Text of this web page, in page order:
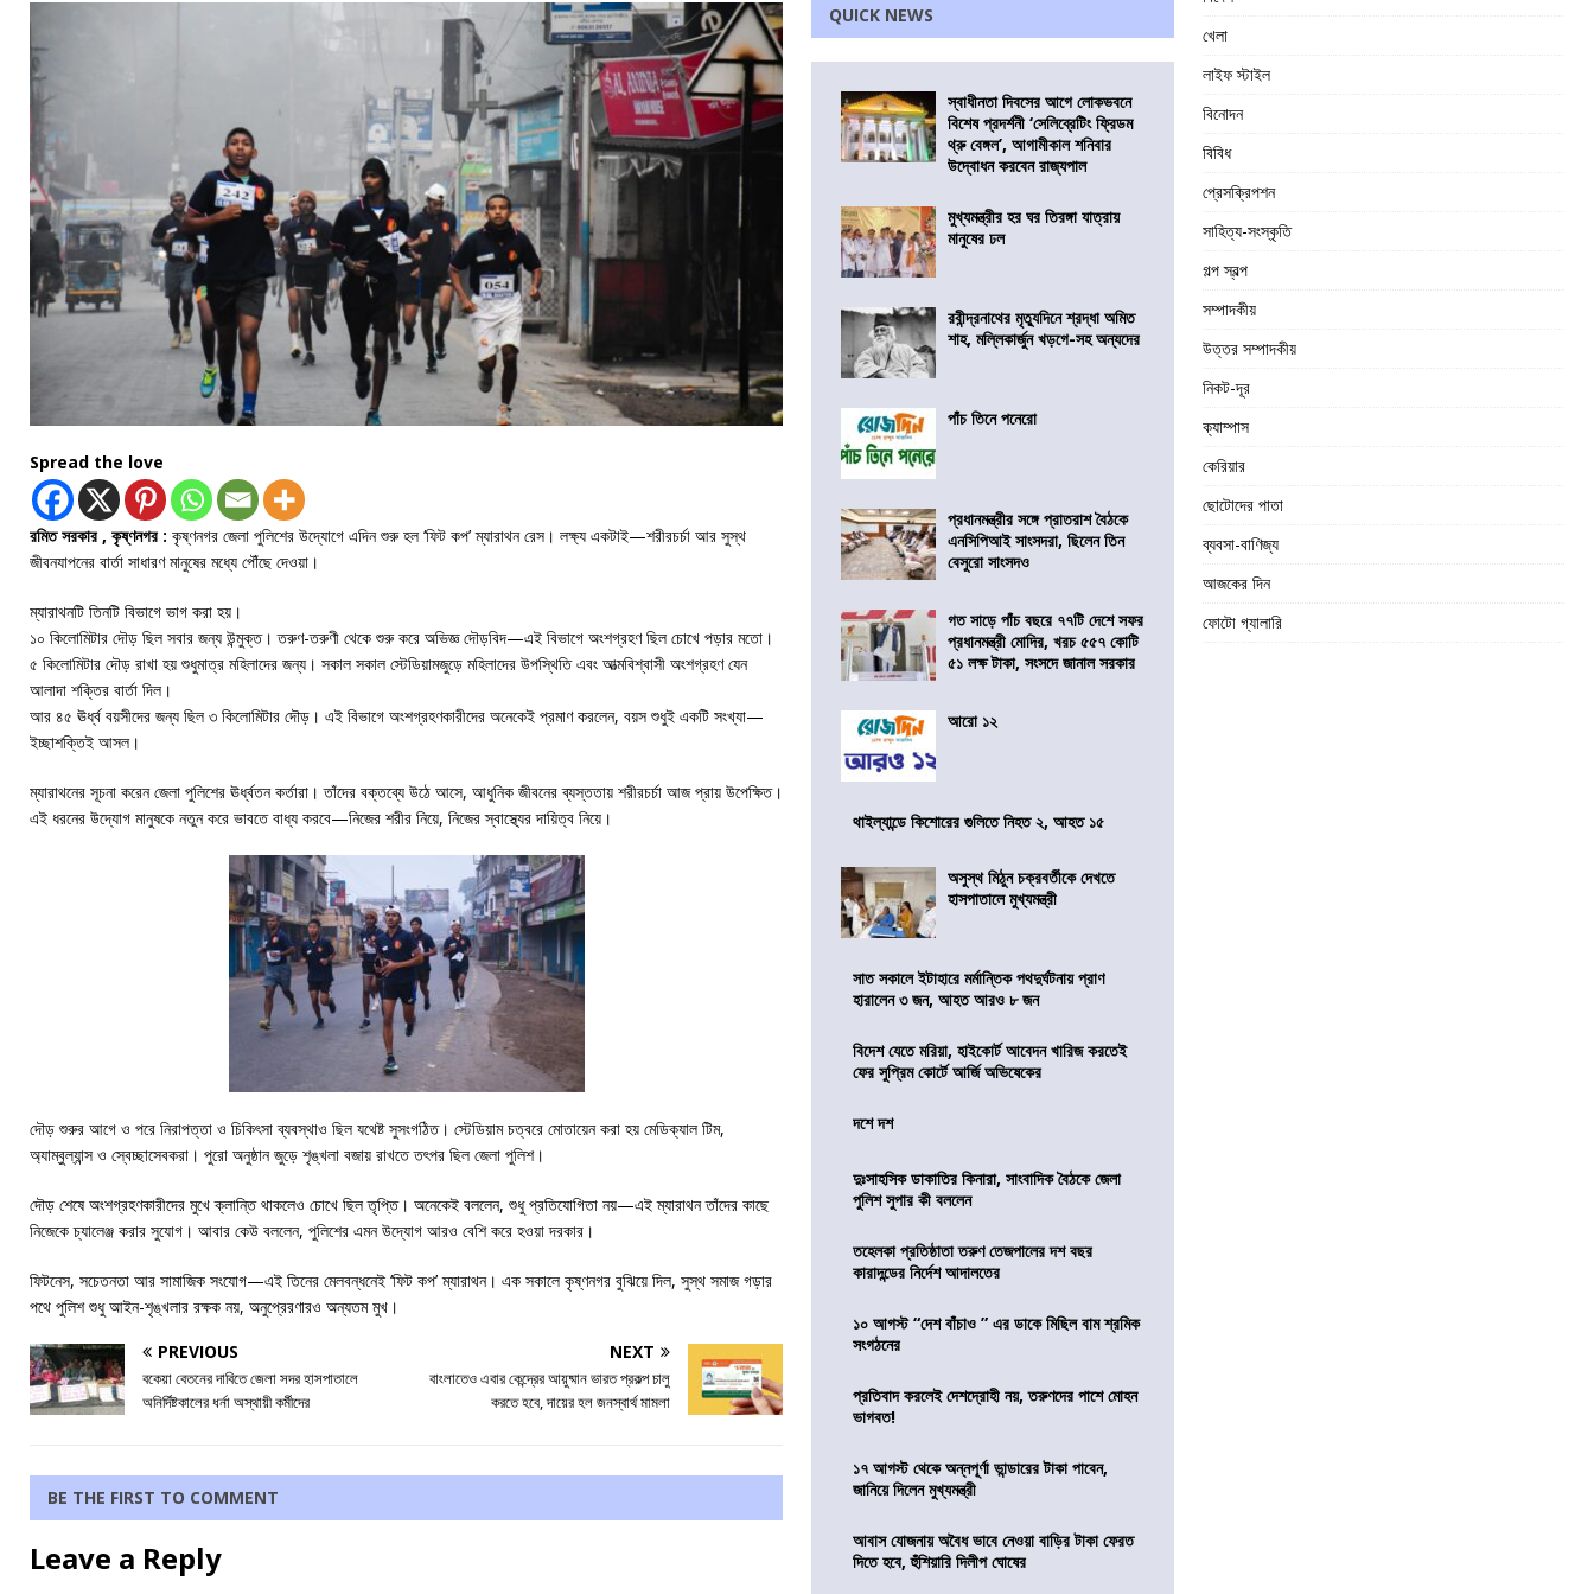
Spread the love
রমিত সরকার , কৃষ্ণনগর : কৃষ্ণনগর জেলা পুলিশের উদ্যোগে এদিন শুরু হল ‘ফিট কপ’ ম্যারাথন রেস। লক্ষ্য একটাই—শরীরচর্চা আর সুস্থ
জীবনযাপনের বার্তা সাধারণ মানুষের মধ্যে পৌঁছে দেওয়া।
ম্যারাথনটি তিনটি বিভাগে ভাগ করা হয়।
১০ কিলোমিটার দৌড় ছিল সবার জন্য উন্মুক্ত। তরুণ-তরুণী থেকে শুরু করে অভিজ্ঞ দৌড়বিদ—এই বিভাগে অংশগ্রহণ ছিল চোখে পড়ার মতো।
৫ কিলোমিটার দৌড় রাখা হয় শুধুমাত্র মহিলাদের জন্য। সকাল সকাল স্টেডিয়ামজুড়ে মহিলাদের উপস্থিতি এবং আত্মবিশ্বাসী অংশগ্রহণ যেন
আলাদা শক্তির বার্তা দিল।
আর ৪৫ ঊর্ধ্ব বয়সীদের জন্য ছিল ৩ কিলোমিটার দৌড়। এই বিভাগে অংশগ্রহণকারীদের অনেকেই প্রমাণ করলেন, বয়স শুধুই একটি সংখ্যা—
ইচ্ছাশক্তিই আসল।
ম্যারাথনের সূচনা করেন জেলা পুলিশের ঊর্ধ্বতন কর্তারা। তাঁদের বক্তব্যে উঠে আসে, আধুনিক জীবনের ব্যস্ততায় শরীরচর্চা আজ প্রায় উপেক্ষিত।
এই ধরনের উদ্যোগ মানুষকে নতুন করে ভাবতে বাধ্য করবে—নিজের শরীর নিয়ে, নিজের স্বাস্থ্যের দায়িত্ব নিয়ে।
দৌড় শুরুর আগে ও পরে নিরাপত্তা ও চিকিৎসা ব্যবস্থাও ছিল যথেষ্ট সুসংগঠিত। স্টেডিয়াম চত্বরে মোতায়েন করা হয় মেডিক্যাল টিম,
অ্যাম্বুল্যান্স ও স্বেচ্ছাসেবকরা। পুরো অনুষ্ঠান জুড়ে শৃঙ্খলা বজায় রাখতে তৎপর ছিল জেলা পুলিশ।
দৌড় শেষে অংশগ্রহণকারীদের মুখে ক্লান্তি থাকলেও চোখে ছিল তৃপ্তি। অনেকেই বললেন, শুধু প্রতিযোগিতা নয়—এই ম্যারাথন তাঁদের কাছে
নিজেকে চ্যালেঞ্জ করার সুযোগ। আবার কেউ বললেন, পুলিশের এমন উদ্যোগ আরও বেশি করে হওয়া দরকার।
ফিটনেস, সচেতনতা আর সামাজিক সংযোগ—এই তিনের মেলবন্ধনেই ‘ফিট কপ’ ম্যারাথন। এক সকালে কৃষ্ণনগর বুঝিয়ে দিল, সুস্থ সমাজ গড়ার
পথে পুলিশ শুধু আইন-শৃঙ্খলার রক্ষক নয়, অনুপ্রেরণারও অন্যতম মুখ।
PREVIOUS
বকেয়া বেতনের দাবিতে জেলা সদর হাসপাতালে
অনির্দিষ্টকালের ধর্না অস্থায়ী কর্মীদের
NEXT
বাংলাতেও এবার কেন্দ্রের আয়ুষ্মান ভারত প্রকল্প চালু
করতে হবে, দায়ের হল জনস্বার্থ মামলা
BE THE FIRST TO COMMENT
Leave a Reply
QUICK NEWS
স্বাধীনতা দিবসের আগে লোকভবনে
বিশেষ প্রদর্শনী ‘সেলিব্রেটিং ফ্রিডম
থ্রু বেঙ্গল’, আগামীকাল শনিবার
উদ্বোধন করবেন রাজ্যপাল
মুখ্যমন্ত্রীর হর ঘর তিরঙ্গা যাত্রায়
মানুষের ঢল
রবীন্দ্রনাথের মৃত্যুদিনে শ্রদ্ধা অমিত
শাহ, মল্লিকার্জুন খড়গে-সহ অন্যদের
পাঁচ তিনে পনেরো
প্রধানমন্ত্রীর সঙ্গে প্রাতরাশ বৈঠকে
এনসিপিআই সাংসদরা, ছিলেন তিন
বেসুরো সাংসদও
গত সাড়ে পাঁচ বছরে ৭৭টি দেশে সফর
প্রধানমন্ত্রী মোদির, খরচ ৫৫৭ কোটি
৫১ লক্ষ টাকা, সংসদে জানাল সরকার
আরো ১২
থাইল্যান্ডে কিশোরের গুলিতে নিহত ২, আহত ১৫
অসুস্থ মিঠুন চক্রবর্তীকে দেখতে
হাসপাতালে মুখ্যমন্ত্রী
সাত সকালে ইটাহারে মর্মান্তিক পথদুর্ঘটনায় প্রাণ
হারালেন ৩ জন, আহত আরও ৮ জন
বিদেশ যেতে মরিয়া, হাইকোর্ট আবেদন খারিজ করতেই
ফের সুপ্রিম কোর্টে আর্জি অভিষেকের
দশে দশ
দুঃসাহসিক ডাকাতির কিনারা, সাংবাদিক বৈঠকে জেলা
পুলিশ সুপার কী বললেন
তহেলকা প্রতিষ্ঠাতা তরুণ তেজপালের দশ বছর
কারাদন্ডের নির্দেশ আদালতের
১০ আগস্ট “দেশ বাঁচাও ” এর ডাকে মিছিল বাম শ্রমিক
সংগঠনের
প্রতিবাদ করলেই দেশদ্রোহী নয়, তরুণদের পাশে মোহন
ভাগবত!
১৭ আগস্ট থেকে অন্নপূর্ণা ভান্ডারের টাকা পাবেন,
জানিয়ে দিলেন মুখ্যমন্ত্রী
আবাস যোজনায় অবৈধ ভাবে নেওয়া বাড়ির টাকা ফেরত
দিতে হবে, হুঁশিয়ারি দিলীপ ঘোষের
খেলা
লাইফ স্টাইল
বিনোদন
বিবিধ
প্রেসক্রিপশন
সাহিত্য-সংস্কৃতি
গল্প স্বল্প
সম্পাদকীয়
উত্তর সম্পাদকীয়
নিকট-দূর
ক্যাম্পাস
কেরিয়ার
ছোটোদের পাতা
ব্যবসা-বাণিজ্য
আজকের দিন
ফোটো গ্যালারি